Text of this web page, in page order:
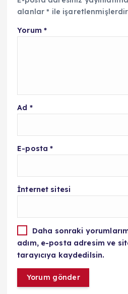
alanlar* ile işaretlenmişlerdir
Yorum *
Ad *
E-posta*
İnternet sitesi
Daha sonraki
adım, e-posta adresim ve
tarayıcıya kaydedilsin.